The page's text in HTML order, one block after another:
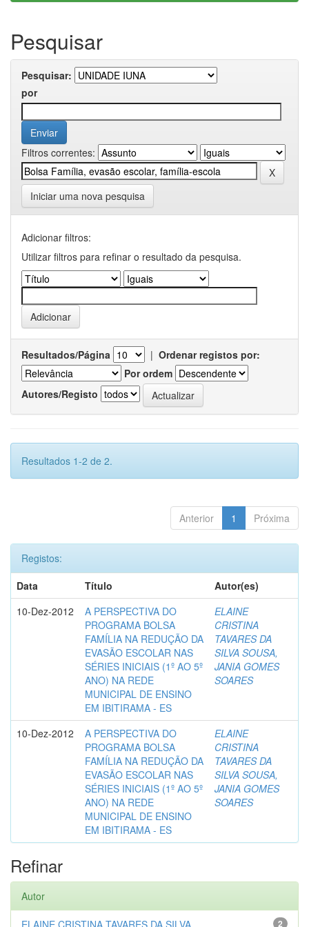
Pesquisar
Pesquisar:
por
Filtros correntes:
Iniciar uma nova pesquisa
Adicionar filtros:
Utilizar filtros para refinar o resultado da pesquisa.
Resultados/Página | Ordenar registos por:
Por ordem
Autores/Registo
Resultados 1-2 de 2.
Anterior 1 Próxima
Registos:
Data
Título
Autor(es)
10-Dez-2012
A PERSPECTIVA DO
PROGRAMA BOLSA
FAMÍLIA NA REDUÇÃO DA
EVASÃO ESCOLAR NAS
SÉRIES INICIAIS (1º AO 5º
ANO) NA REDE
MUNICIPAL DE ENSINO
EM IBITIRAMA - ES
ELAINE
CRISTINA
TAVARES DA
SILVA SOUSA,
JANIA GOMES
SOARES
10-Dez-2012
A PERSPECTIVA DO
PROGRAMA BOLSA
FAMÍLIA NA REDUÇÃO DA
EVASÃO ESCOLAR NAS
SÉRIES INICIAIS (1º AO 5º
ANO) NA REDE
MUNICIPAL DE ENSINO
EM IBITIRAMA - ES
ELAINE
CRISTINA
TAVARES DA
SILVA SOUSA,
JANIA GOMES
SOARES
Refinar
Autor
2
ELAINE CRISTINA TAVARES DA SILVA ...